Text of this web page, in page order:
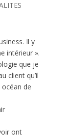
Il y
intérieur ».
que je
client qu’il
de
ont